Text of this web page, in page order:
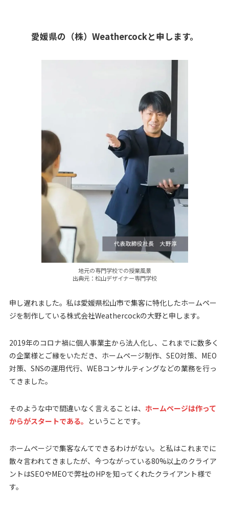
愛媛県の（株）Weathercockと申します。
地元の専門学校での授業風景
出典元：松山デザイナー専門学校
申し遅れました。私は愛媛県松山市で集客に特化したホームペー
ジを制作している株式会社Weathercockの大野と申します。
2019年のコロナ禍に個人事業主から法人化し、これまでに数多く
の企業様とご縁をいただき、ホームページ制作、SEO対策、MEO
対策、SNSの運用代行、WEBコンサルティングなどの業務を行っ
てきました。
そのような中で間違いなく言えることは、 ホームページは作って
からがスタートである。 ということです。
ホームページで集客なんてできるわけがない。と私はこれまでに
散々言われてきましたが、今つながっている80%以上のクライア
ントはSEOやMEOで弊社のHPを知ってくれたクライアント様で
す。